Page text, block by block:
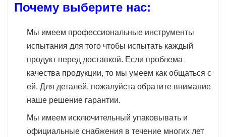
Тип Автоматический центробежный вентилятор АК
Модель
года
0018308708/0130063514/8ЭВ009158-071
Если вам нужна помощь убеждаться, то
что эта часть приспособит ваш корабль.
Пожалуйста отправьте нами фото
вашего старого продукта. ОЭМ и/или
Почему выберите нас:
Мы имеем профессиональные инструменты
испытания для того чтобы испытать каждый
продукт перед доставкой. Если проблема
качества продукции, то мы умеем как общаться с
ей. Для деталей, пожалуйста обратите внимание
наше решение гарантии.
Мы имеем исключительный упаковывать и
официальные снабжения в течение многих лет